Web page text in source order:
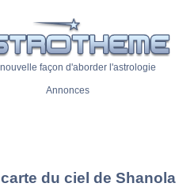
façon d'aborder l'astrologie
Annonces
du ciel de